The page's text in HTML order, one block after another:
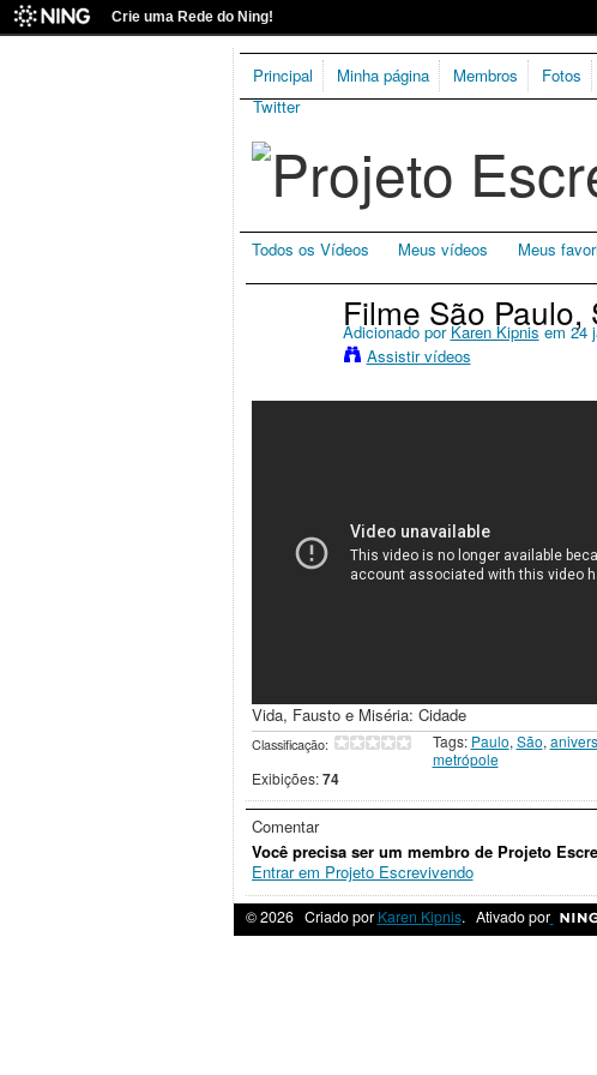
Crie uma Rede do Ning!
Principal Minha página Membros Fotos
Twitter
Todos os Vídeos Meus vídeos Meus
Filme São
Adicionado porKaren Kipnisem 24
Assistir vídeos
Vida, Fausto e Miséria: Cidade
Classificação:
Exibições: 74
Tags: Paulo, São,
metrópole
Comentar
Você precisa ser um membro de Projeto
Entrar em Projeto Escrevivendo
© 2026 Criado por Karen Kipnis. Ativado por